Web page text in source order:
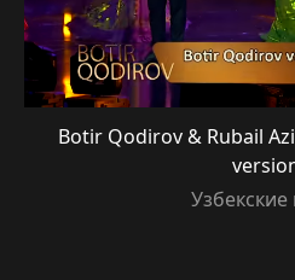
Botir Qodirov & Rubail